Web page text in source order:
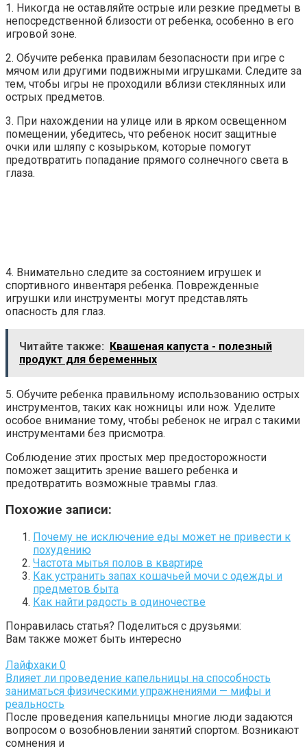
1. Никогда не оставляйте острые или резкие предметы в
непосредственной близости от ребенка, особенно в его
игровой зоне.
2. Обучите ребенка правилам безопасности при игре с
мячом или другими подвижными игрушками. Следите за
тем, чтобы игры не проходили вблизи стеклянных или
острых предметов.
3. При нахождении на улице или в ярком освещенном
помещении, убедитесь, что ребенок носит защитные
очки или шляпу с козырьком, которые помогут
предотвратить попадание прямого солнечного света в
глаза.
4. Внимательно следите за состоянием игрушек и
спортивного инвентаря ребенка. Поврежденные
игрушки или инструменты могут представлять
опасность для глаз.
Читайте также: Квашеная капуста - полезный
продукт для беременных
5. Обучите ребенка правильному использованию острых
инструментов, таких как ножницы или нож. Уделите
особое внимание тому, чтобы ребенок не играл с такими
инструментами без присмотра.
Соблюдение этих простых мер предосторожности
поможет защитить зрение вашего ребенка и
предотвратить возможные травмы глаз.
Похожие записи:
Почему не исключение еды может не привести к
похудению
Частота мытья полов в квартире
Как устранить запах кошачьей мочи с одежды и
предметов быта
Как найти радость в одиночестве
Понравилась статья? Поделиться с друзьями:
Вам также может быть интересно
Лайфхаки 0
Влияет ли проведение капельницы на способность
заниматься физическими упражнениями — мифы и
реальность
После проведения капельницы многие люди задаются
вопросом о возобновлении занятий спортом. Возникают
сомнения и